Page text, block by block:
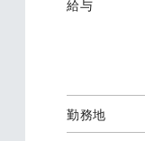
給与
勤務地